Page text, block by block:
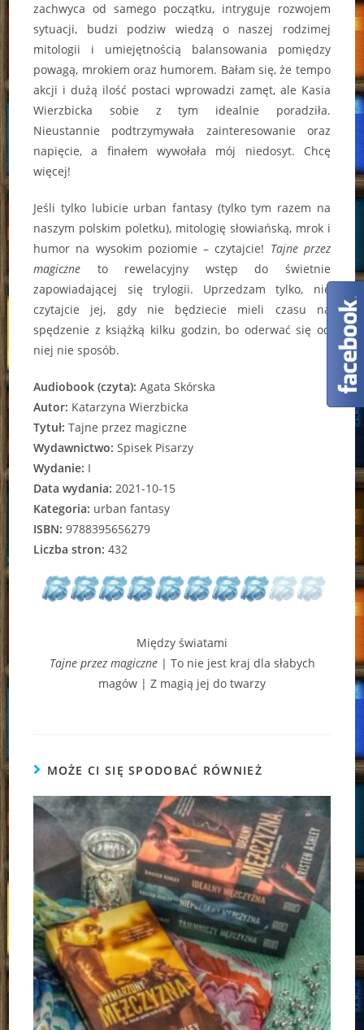
zachwyca od samego początku, intryguje rozwojem
sytuacji, budzi podziw wiedzą o naszej rodzimej
mitologii i umiejętnością balansowania pomiędzy
powagą, mrokiem oraz humorem. Bałam się, że tempo
akcji i dużą ilość postaci wprowadzi zamęt, ale Kasia
Wierzbicka sobie z tym idealnie poradziła.
Nieustannie podtrzymywała zainteresowanie oraz
napięcie, a finałem wywołała mój niedosyt. Chcę
więcej!
Jeśli tylko lubicie urban fantasy (tylko tym razem na
naszym polskim poletku), mitologię słowiańską, mrok i
humor na wysokim poziomie – czytajcie! Tajne przez
magiczne to rewelacyjny wstęp do świetnie
zapowiadającej się trylogii. Uprzedzam tylko, nie
czytajcie jej, gdy nie będziecie mieli czasu na
spędzenie z książką kilku godzin, bo oderwać się od
niej nie sposób.
Audiobook (czyta): Agata Skórska
Autor: Katarzyna Wierzbicka
Tytuł: Tajne przez magiczne
Wydawnictwo: Spisek Pisarzy
Wydanie: I
Data wydania: 2021-10-15
Kategoria: urban fantasy
ISBN: 9788395656279
Liczba stron: 432
Między światami
Tajne przez magiczne| To nie jest kraj dla słabych
magów | Z magią jej do twarzy
MOŻE CI SIĘ SPODOBAĆ RÓWNIEŻ